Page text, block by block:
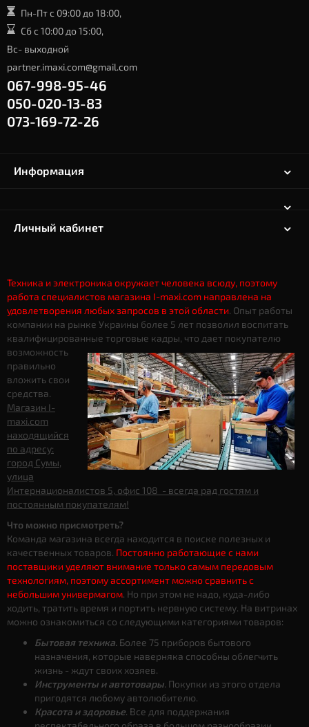
Пн-Пт с 09:00 до 18:00,
Сб с 10:00 до 15:00,
Вс- выходной
partner.imaxi.com@gmail.com
067-998-95-46
050-020-13-83
073-169-72-26
Информация
Личный кабинет
Техника и электроника окружает человека всюду, поэтому
работа специалистов магазина I-maxi.com направлена на
удовлетворения любых запросов в этой области. Опыт работы
компании на рынке Украины более 5 лет позволил воспитать
квалифицированные торговые кадры, что дает покупателю
возможность
правильно
вложить свои
средства.
Магазин I-
maxi.com
находящийся
по адресу:
город Сумы,
улица
Интернационалистов 5, офис 108 - всегда рад гостям и
постоянным покупателям!
Что можно присмотреть?
Команда магазина всегда находится в поиске полезных и
качественных товаров. Постоянно работающие с нами
поставщики уделяют внимание только самым передовым
технологиям, поэтому ассортимент можно сравнить с
небольшим универмагом. Но при этом не надо, куда-либо
ходить, тратить время и портить нервную систему. На витринах
можно ознакомиться со следующими категориями товаров:
Бытовая техника. Более 75 приборов бытового
назначения, которые наверняка способны облегчить
жизнь - ждут своих хозяев.
Инструменты и автотовары. Покупки из этого отдела
пригодятся любому автолюбителю.
Красота и здоровье. Все для поддержания